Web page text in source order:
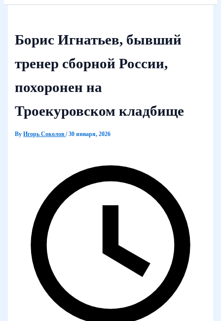
Борис Игнатьев, бывший
тренер сборной России,
похоронен на
Троекуровском кладбище
ByИгорь Соколов/30 января, 2026